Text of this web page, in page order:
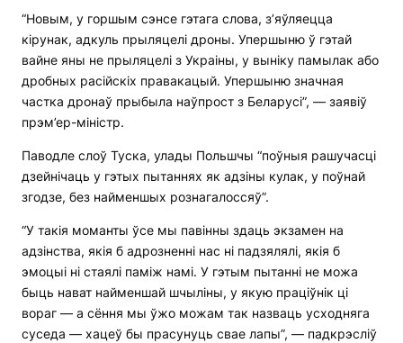
“Новым, у горшым сэнсе гэтага слова, з’яўляецца
кірунак, адкуль прыляцелі дроны. Упершыню ў гэтай
вайне яны не прыляцелі з Украіны, у выніку памылак або
дробных расійскіх правакацый. Упершыню значная
частка дронаў прыбыла наўпрост з Беларусі”, — заявіў
прэм’ер-міністр.
Паводле слоў Туска, улады Польшчы “поўныя рашучасці
дзейнічаць у гэтых пытаннях як адзіны кулак, у поўнай
згодзе, без найменшых рознагалоссяў”.
“У такія моманты ўсе мы павінны здаць экзамен на
адзінства, якія б адрозненні нас ні падзялялі, якія б
эмоцыі ні стаялі паміж намі. У гэтым пытанні не можа
быць нават найменшай шчыліны, у якую праціўнік ці
вораг — а сёння мы ўжо можам так назваць усходняга
суседа — хацеў бы прасунуць свае лапы”, — падкрэсліў